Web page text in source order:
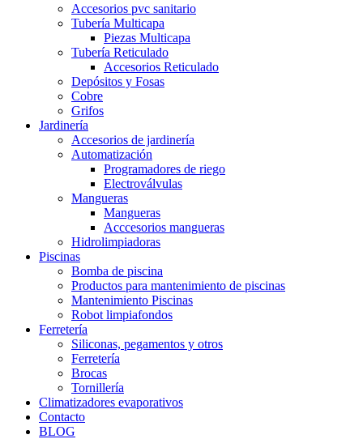
Accesorios pvc sanitario
Tubería Multicapa
Piezas Multicapa
Tubería Reticulado
Accesorios Reticulado
Depósitos y Fosas
Cobre
Grifos
Jardinería
Accesorios de jardinería
Automatización
Programadores de riego
Electroválvulas
Mangueras
Mangueras
Acccesorios mangueras
Hidrolimpiadoras
Piscinas
Bomba de piscina
Productos para mantenimiento de piscinas
Mantenimiento Piscinas
Robot limpiafondos
Ferretería
Siliconas, pegamentos y otros
Ferretería
Brocas
Tornillería
Climatizadores evaporativos
Contacto
BLOG